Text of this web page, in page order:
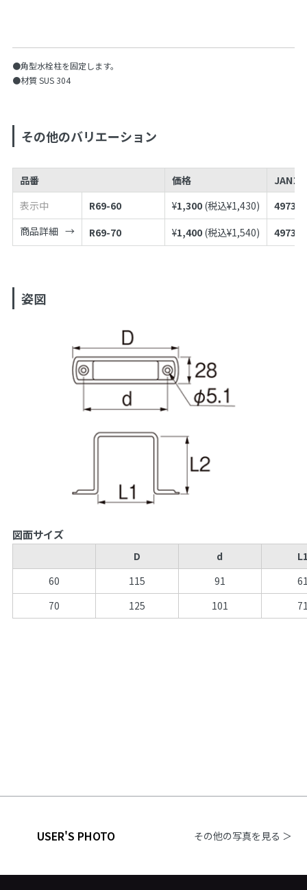
●角型水栓柱を固定します。
●材質 SUS 304
その他のバリエーション
品番 価格
JANコ
表示中
R69-60 ¥1,300 (税込¥1,430)
商品詳細
R69-70 ¥1,400 (税込¥1,540)
姿図
図面サイズ
D d
60
115 91
70
125 101
USER'S PHOTO その他の写真を見る ＞